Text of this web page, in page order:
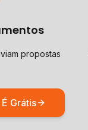
propostas
Grátis